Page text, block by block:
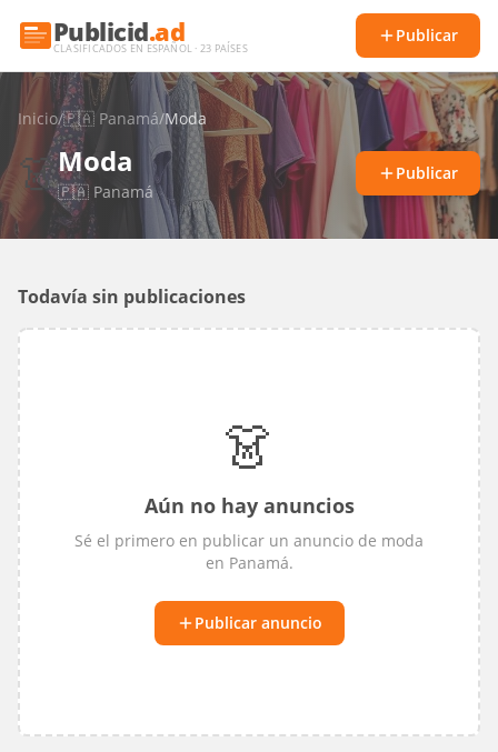
Publicid.ad
CLASIFICADOS EN ESPAÑOL · 23 PAÍSES
Publicar
Inicio/🇵🇦 Panamá/Moda
👗Moda
🇵🇦 Panamá
Publicar
Todavía sin publicaciones
👗
Aún no hay anuncios
Sé el primero en publicar un anuncio de moda
en Panamá.
Publicar anuncio